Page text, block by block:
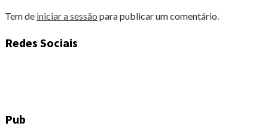
Tem de iniciar a sessão para publicar um comentário.
Redes Sociais
Pub